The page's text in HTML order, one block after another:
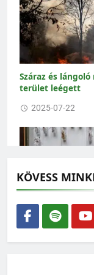
Száraz és
terület leégett
2025-07-22
Élő és halott
fajok felfedezése
KÖVESS